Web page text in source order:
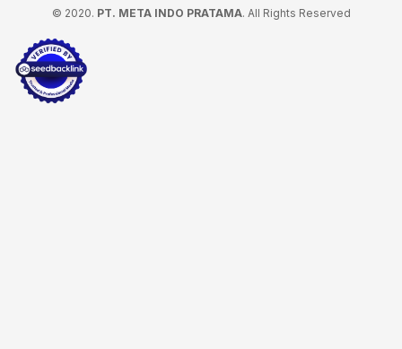
© 2020. PT. META INDO PRATAMA. All Rights Reserved